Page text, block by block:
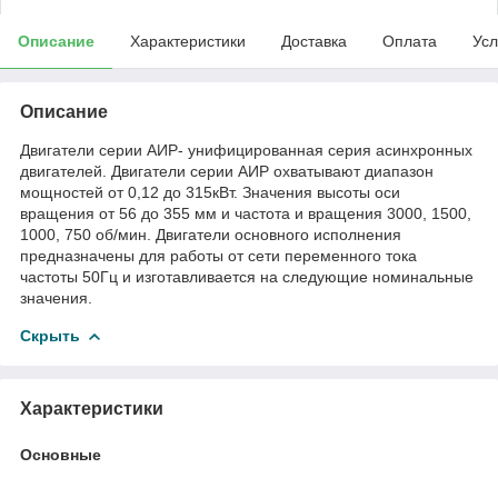
Описание Характеристики Доставка Оплата
Описание
Двигатели серии АИР- унифицированная серия асинхронных
двигателей. Двигатели серии АИР охватывают диапазон
мощностей от 0,12 до 315кВт. Значения высоты оси
вращения от 56 до 355 мм и частота и вращения 3000, 1500,
1000, 750 об/мин. Двигатели основного исполнения
предназначены для работы от сети переменного тока
частоты 50Гц и изготавливается на следующие номинальные
значения.
Скрыть
Характеристики
Основные